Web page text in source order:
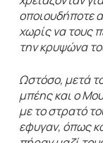
οποιουδήποτε
χωρίς να τους
την κρυψώνα
Ωστόσο, μετά
μπέης και ο
με το στρατό
εφυγαν, όπως